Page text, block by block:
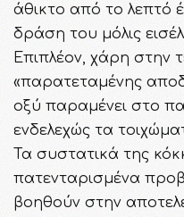
άθικτο από το λεπτό
δράση του μόλις
Επιπλέον, χάρη στην
«παρατεταμένης
οξύ παραμένει στο
ενδελεχώς τα
Τα συστατικά της
πατενταρισμένα
βοηθούν στην